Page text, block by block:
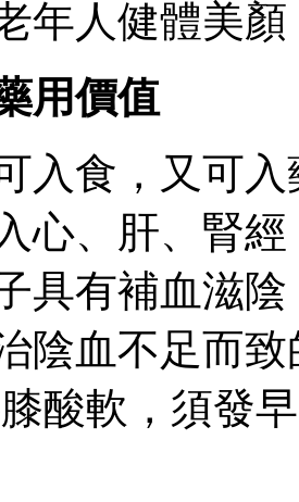
人健體美顏
用價值
食，又可入
心 、肝、
具有補血滋陰
血不足而致的
酸軟 ，須發